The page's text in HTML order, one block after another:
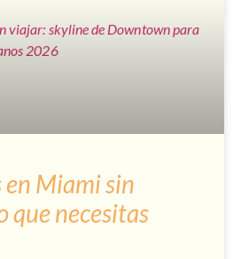
en Miami sin
que necesitas